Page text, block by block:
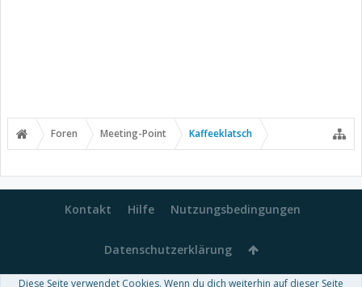
Foren Meeting-Point Kaffeeklatsch
Kontakt Hilfe Nutzungsbedingungen
Datenschutzerklärung
Diese Seite verwendet Cookies. Wenn du dich weiterhin auf dieser Seite